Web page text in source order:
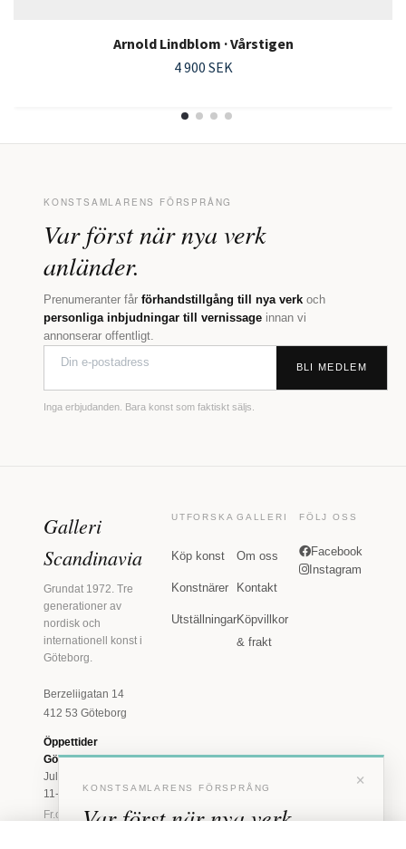
Arnold Lindblom · Vårstigen
4 900 SEK
KONSTSAMLARENS FÖRSPRÅNG
Var först när nya verk
anländer.
Prenumeranter får förhandstillgång till nya verk och
personliga inbjudningar till vernissage innan vi
annonserar offentligt.
BLI MEDLEM
Inga erbjudanden. Bara konst som faktiskt säljs.
Galleri
Scandinavia
Grundat 1972. Tre
generationer av
nordisk och
internationell konst i
Göteborg.
Berzeliigatan 14
412 53 Göteborg
Öppettider
Göteborg
Juli: Tis 11-18 · Lör
11-16
Fr.o.m. augusti: Tis-
UTFORSKA
Köp konst
Konstnärer
Utställningar
GALLERI
Om oss
Kontakt
Köpvillkor
& frakt
FÖLJ OSS
Facebook
Instagram
×
KONSTSAMLARENS FÖRSPRÅNG
Var först när nya verk